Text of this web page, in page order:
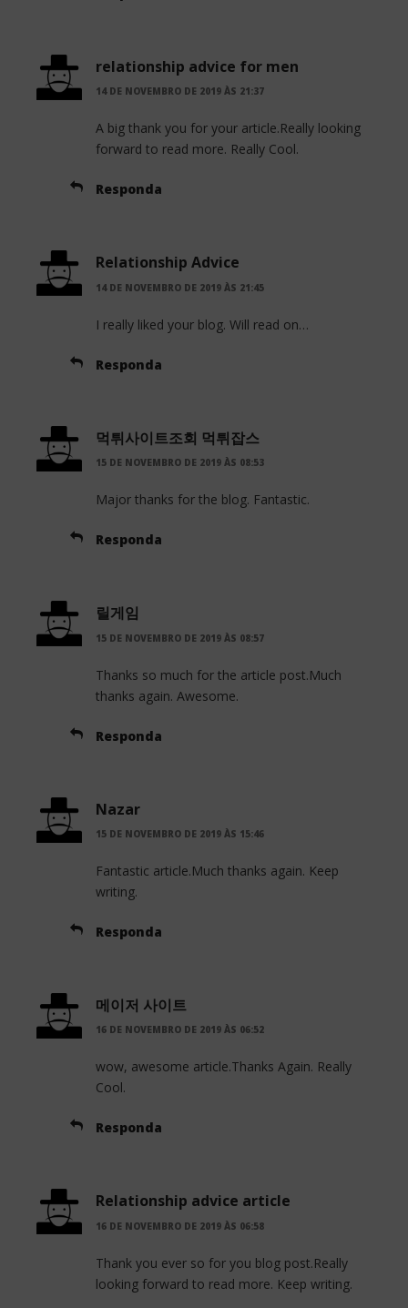
relationship advice for men
14 DE NOVEMBRO DE 2019 ÀS 21:37
A big thank you for your article.Really looking
forward to read more. Really Cool.
Responda
Relationship Advice
14 DE NOVEMBRO DE 2019 ÀS 21:45
I really liked your blog. Will read on…
Responda
먹튀사이트조회 먹튀잡스
15 DE NOVEMBRO DE 2019 ÀS 08:53
Major thanks for the blog. Fantastic.
Responda
릴게임
15 DE NOVEMBRO DE 2019 ÀS 08:57
Thanks so much for the article post.Much
thanks again. Awesome.
Responda
Nazar
15 DE NOVEMBRO DE 2019 ÀS 15:46
Fantastic article.Much thanks again. Keep
writing.
Responda
메이저 사이트
16 DE NOVEMBRO DE 2019 ÀS 06:52
wow, awesome article.Thanks Again. Really
Cool.
Responda
Relationship advice article
16 DE NOVEMBRO DE 2019 ÀS 06:58
Thank you ever so for you blog post.Really
looking forward to read more. Keep writing.